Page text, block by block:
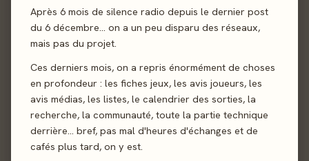
Après 6 mois de silence radio depuis le dernier post
du 6 décembre… on a un peu disparu des réseaux,
mais pas du projet.
Ces derniers mois, on a repris énormément de choses
en profondeur : les fiches jeux, les avis joueurs, les
avis médias, les listes, le calendrier des sorties, la
recherche, la communauté, toute la partie technique
derrière… bref, pas mal d'heures d'échanges et de
cafés plus tard, on y est.
répondrons dans les plus brefs délais.